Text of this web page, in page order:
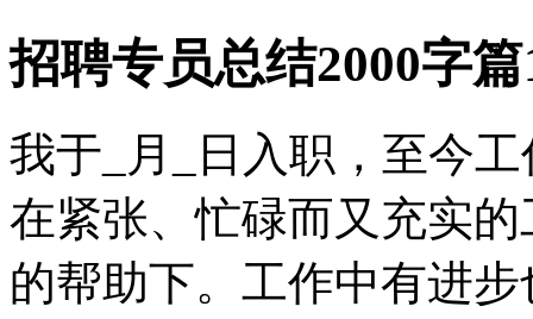
招聘专员总结2000字篇
我于_月_日入职，至今
在紧张、忙碌而又充实
的帮助下。工作中有进